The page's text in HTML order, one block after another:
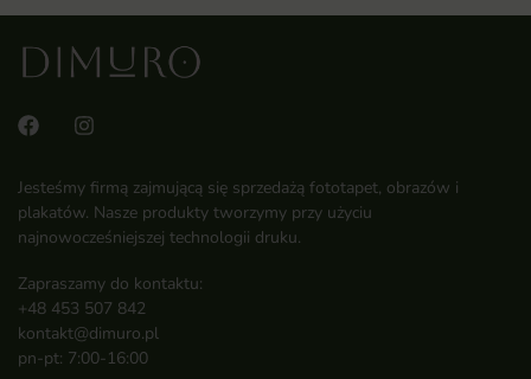
Jesteśmy firmą zajmującą się sprzedażą fototapet, obrazów i
plakatów. Nasze produkty tworzymy przy użyciu
najnowocześniejszej technologii druku.
Zapraszamy do kontaktu:
+48 453 507 842
kontakt@dimuro.pl
pn-pt: 7:00-16:00